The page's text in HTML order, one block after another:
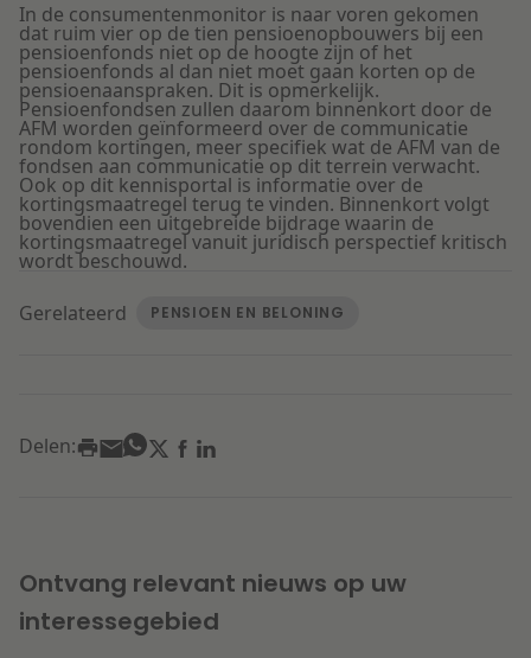
In de consumentenmonitor is naar voren gekomen
dat ruim vier op de tien pensioenopbouwers bij een
pensioenfonds niet op de hoogte zijn of het
pensioenfonds al dan niet moet gaan korten op de
pensioenaanspraken. Dit is opmerkelijk.
Pensioenfondsen zullen daarom binnenkort door de
AFM worden geïnformeerd over de communicatie
rondom kortingen, meer specifiek wat de AFM van de
fondsen aan communicatie op dit terrein verwacht.
Ook op dit kennisportal is informatie over de
kortingsmaatregel terug te vinden. Binnenkort volgt
bovendien een uitgebreide bijdrage waarin de
kortingsmaatregel vanuit juridisch perspectief kritisch
wordt beschouwd.
Gerelateerd
PENSIOEN EN BELONING
Delen:
Ontvang relevant nieuws op uw
interessegebied